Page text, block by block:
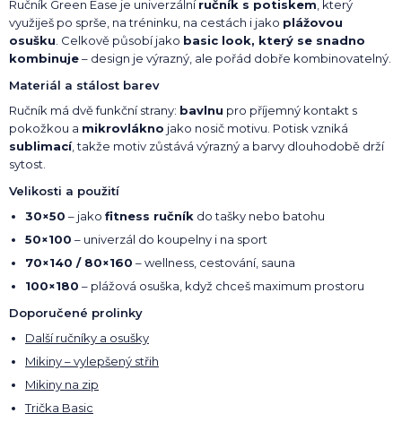
Ručník Green Ease je univerzálníručník s potiskem , který
využiješ po sprše, na tréninku, na cestách i jako plážovou
osušku . Celkově působí jako basic look, který se snadno
kombinuje– design je výrazný, ale pořád dobře kombinovatelný.
Materiál a stálost barev
Ručník má dvě funkční strany: bavlnu pro příjemný kontakt s
pokožkou a mikrovlákno jako nosič motivu. Potisk vzniká
sublimací, takže motiv zůstává výrazný a barvy dlouhodobě drží
sytost.
Velikosti a použití
30×50 – jako fitness ručník do tašky nebo batohu
50×100 – univerzál do koupelny i na sport
70×140 / 80×160 – wellness, cestování, sauna
100×180 – plážová osuška, když chceš maximum prostoru
Doporučené prolinky
Další ručníky a osušky
Mikiny – vylepšený střih
Mikiny na zip
Trička Basic